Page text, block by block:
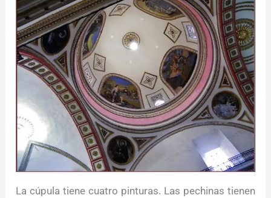
La cúpula tiene cuatro pinturas. Las pechinas tienen